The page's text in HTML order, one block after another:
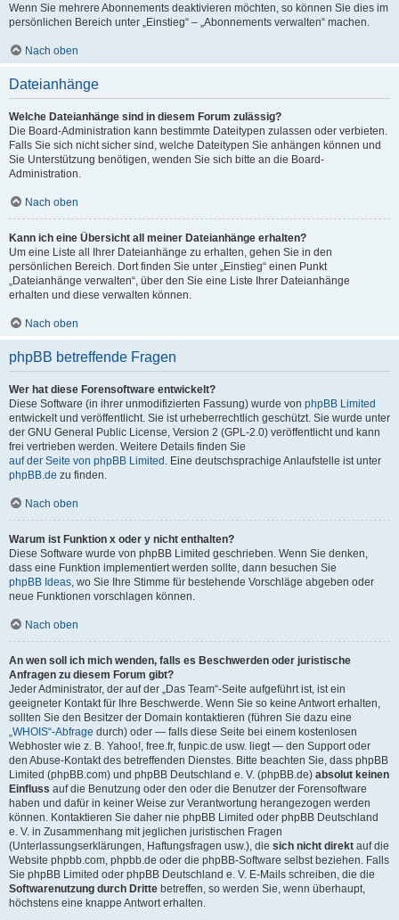
Wenn Sie mehrere Abonnements deaktivieren möchten, so können Sie dies im
persönlichen Bereich unter „Einstieg“ – „Abonnements verwalten“ machen.
Nach oben
Dateianhänge
Welche Dateianhänge sind in diesem Forum zulässig?
Die Board-Administration kann bestimmte Dateitypen zulassen oder verbieten.
Falls Sie sich nicht sicher sind, welche Dateitypen Sie anhängen können und
Sie Unterstützung benötigen, wenden Sie sich bitte an die Board-
Administration.
Nach oben
Kann ich eine Übersicht all meiner Dateianhänge erhalten?
Um eine Liste all Ihrer Dateianhänge zu erhalten, gehen Sie in den
persönlichen Bereich. Dort finden Sie unter „Einstieg“ einen Punkt
„Dateianhänge verwalten“, über den Sie eine Liste Ihrer Dateianhänge
erhalten und diese verwalten können.
Nach oben
phpBB betreffende Fragen
Wer hat diese Forensoftware entwickelt?
Diese Software (in ihrer unmodifizierten Fassung) wurde von phpBB Limited
entwickelt und veröffentlicht. Sie ist urheberrechtlich geschützt. Sie wurde unter
der GNU General Public License, Version 2 (GPL-2.0) veröffentlicht und kann
frei vertrieben werden. Weitere Details finden Sie
auf der Seite von phpBB Limited . Eine deutschsprachige Anlaufstelle ist unter
phpBB.de zu finden.
Nach oben
Warum ist Funktion x oder y nicht enthalten?
Diese Software wurde von phpBB Limited geschrieben. Wenn Sie denken,
dass eine Funktion implementiert werden sollte, dann besuchen Sie
phpBB Ideas, wo Sie Ihre Stimme für bestehende Vorschläge abgeben oder
neue Funktionen vorschlagen können.
Nach oben
An wen soll ich mich wenden, falls es Beschwerden oder juristische
Anfragen zu diesem Forum gibt?
Jeder Administrator, der auf der „Das Team“-Seite aufgeführt ist, ist ein
geeigneter Kontakt für Ihre Beschwerde. Wenn Sie so keine Antwort erhalten,
sollten Sie den Besitzer der Domain kontaktieren (führen Sie dazu eine
„WHOIS“-Abfrage durch) oder — falls diese Seite bei einem kostenlosen
Webhoster wie z. B. Yahoo!, free.fr, funpic.de usw. liegt — den Support oder
den Abuse-Kontakt des betreffenden Dienstes. Bitte beachten Sie, dass phpBB
Limited (phpBB.com) und phpBB Deutschland e. V. (phpBB.de) absolut keinen
Einfluss auf die Benutzung oder den oder die Benutzer der Forensoftware
haben und dafür in keiner Weise zur Verantwortung herangezogen werden
können. Kontaktieren Sie daher nie phpBB Limited oder phpBB Deutschland
e. V. in Zusammenhang mit jeglichen juristischen Fragen
(Unterlassungserklärungen, Haftungsfragen usw.), die sich nicht direkt auf die
Website phpbb.com, phpbb.de oder die phpBB-Software selbst beziehen. Falls
Sie phpBB Limited oder phpBB Deutschland e. V. E-Mails schreiben, die die
Softwarenutzung durch Dritte betreffen, so werden Sie, wenn überhaupt,
höchstens eine knappe Antwort erhalten.